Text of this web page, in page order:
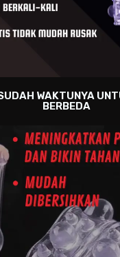
WAKTUNYA
BERBEDA